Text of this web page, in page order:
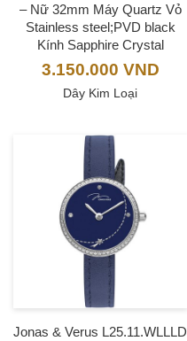
– Nữ 32mm Máy Quartz Vỏ
Stainless steel;PVD black
Kính Sapphire Crystal
3.150.000 VND
Dây Kim Loại
Jonas & Verus L25.11.WLLLD